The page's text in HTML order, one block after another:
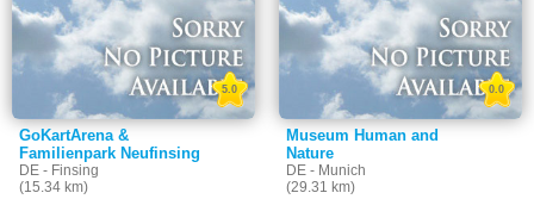
GoKartArena &
Familienpark Neufinsing
DE - Finsing
(15.34 km)
5.0
Museum Human and
Nature
DE - Munich
(29.31 km)
0.0